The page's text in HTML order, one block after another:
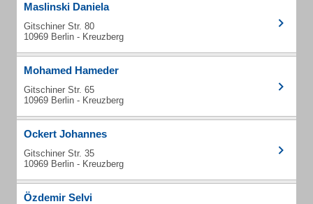
Maslinski Daniela
Gitschiner Str. 80
10969 Berlin - Kreuzberg
Mohamed Hameder
Gitschiner Str. 65
10969 Berlin - Kreuzberg
Ockert Johannes
Gitschiner Str. 35
10969 Berlin - Kreuzberg
Özdemir Selvi